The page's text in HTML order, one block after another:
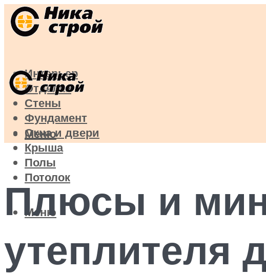
Интерьер
Отделка
Стены
Фундамент
Окна и двери
Крыша
Полы
Потолок
Меню
Меню
Плюсы и
утеплителя